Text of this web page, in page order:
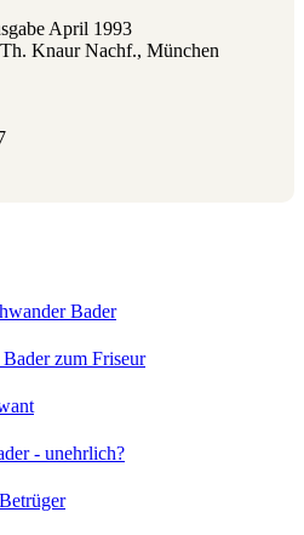
April 1993
Knaur Nachf., München
Bader
zum Friseur
- unehrlich?